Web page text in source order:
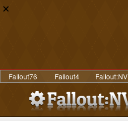
Fallout76 Fallout4 Fallout:NV